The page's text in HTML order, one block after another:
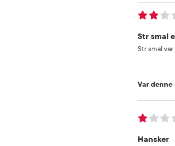
Str smal
Str smal
Var
Hansker